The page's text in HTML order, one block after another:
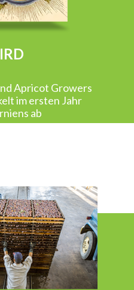
Apricot Growers
im ersten Jahr
ab